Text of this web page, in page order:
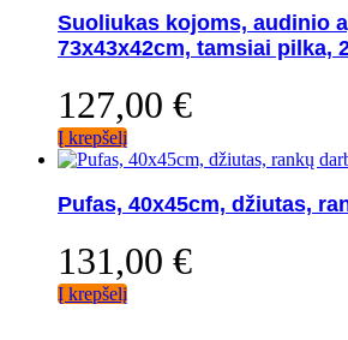
Suoliukas kojoms, audinio
73x43x42cm, tamsiai pilka,
127,00 €
Į krepšelį
Pufas, 40x45cm, džiutas,
131,00 €
Į krepšelį